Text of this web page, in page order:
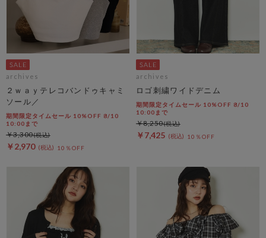
archives
２ｗａｙテレコバンドゥキャミ
ソール／
期間限定タイムセール 10%OFF 8/10
10:00まで
￥2,970 10％OFF
￥3,300
archives
ロゴ刺繍ワイドデニム
期間限定タイムセール 10%OFF 8/10
10:00まで
￥7,425 10％OFF
￥8,250